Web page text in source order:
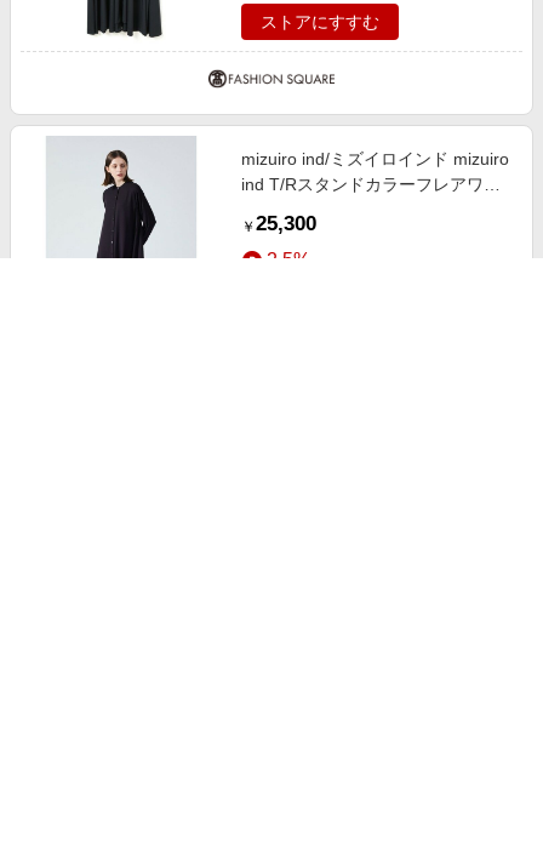
ストアにすすむ
mizuiro ind/ミズイロインド mizuiro
ind T/Rスタンドカラーフレアワン
￥ 25,300
2.5%